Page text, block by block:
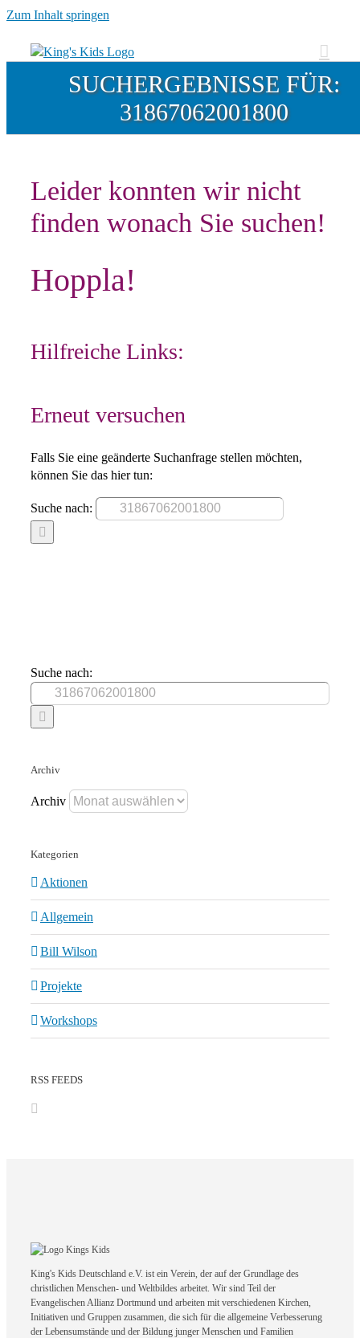
Zum Inhalt springen
SUCHERGEBNISSE FÜR:
31867062001800
Leider konnten wir nicht
finden wonach Sie suchen!
Hoppla!
Hilfreiche Links:
Erneut versuchen
Falls Sie eine geänderte Suchanfrage stellen möchten,
können Sie das hier tun:
Suche nach:
Suche nach:
Archiv
Archiv
Kategorien
Aktionen
Allgemein
Bill Wilson
Projekte
Workshops
RSS FEEDS
King's Kids Deutschland e.V. ist ein Verein, der auf der Grundlage des
christlichen Menschen- und Weltbildes arbeitet. Wir sind Teil der
Evangelischen Allianz Dortmund und arbeiten mit verschiedenen Kirchen,
Initiativen und Gruppen zusammen, die sich für die allgemeine Verbesserung
der Lebensumstände und der Bildung junger Menschen und Familien